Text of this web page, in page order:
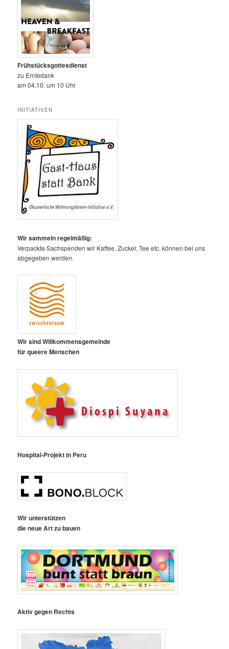
Frühstücksgottesdienst
zu Erntedank
am 04.10. um 10 Uhr
INITIATIVEN
Wir sammeln regelmäßig:
Verpackte Sachspenden wir Kaffee, Zucker, Tee etc. können bei uns
abgegeben werden.
Wir sind Willkommensgemeinde
für queere Menschen
Hospital-Projekt in Peru
Wir unterstützen
die neue Art zu bauen
Aktiv gegen Rechts